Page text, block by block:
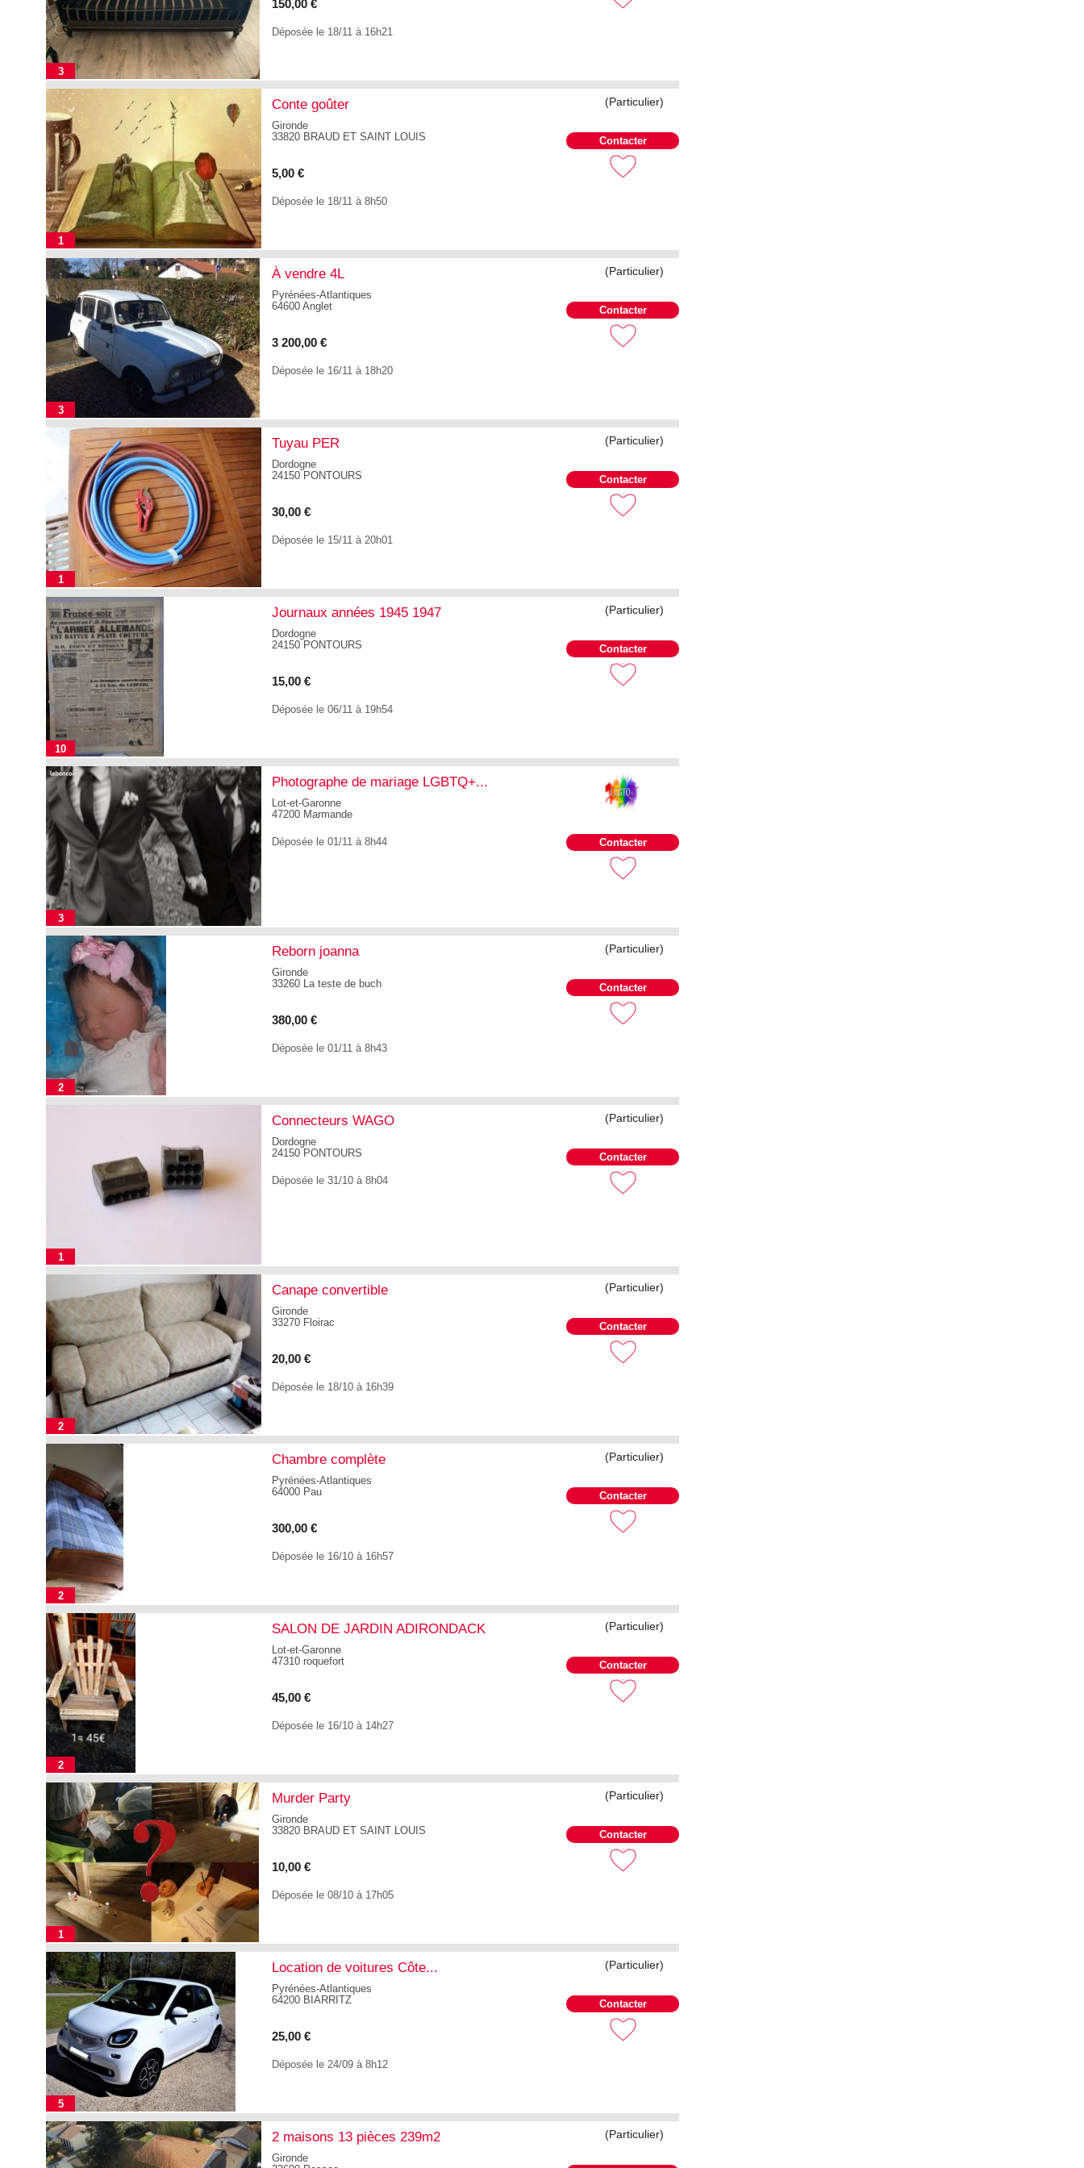
3
150,00 €
Déposée le 18/11 à 16h21
1
Conte goûter
Gironde
33820 BRAUD ET SAINT LOUIS
5,00 €
Déposée le 18/11 à 8h50
(Particulier)
Contacter
3
À vendre 4L
Pyrénées-Atlantiques
64600 Anglet
3 200,00 €
Déposée le 16/11 à 18h20
(Particulier)
Contacter
1
Tuyau PER
Dordogne
24150 PONTOURS
30,00 €
Déposée le 15/11 à 20h01
(Particulier)
Contacter
10
Journaux années 1945 1947
Dordogne
24150 PONTOURS
15,00 €
Déposée le 06/11 à 19h54
(Particulier)
Contacter
3
Photographe de mariage LGBTQ+...
Lot-et-Garonne
47200 Marmande
Déposée le 01/11 à 8h44 Contacter
2
Reborn joanna
Gironde
33260 La teste de buch
380,00 €
Déposée le 01/11 à 8h43
(Particulier)
Contacter
1
Connecteurs WAGO
Dordogne
24150 PONTOURS
Déposée le 31/10 à 8h04
(Particulier)
Contacter
2
Canape convertible
Gironde
33270 Floirac
20,00 €
Déposée le 18/10 à 16h39
(Particulier)
Contacter
2
Chambre complète
Pyrénées-Atlantiques
64000 Pau
300,00 €
Déposée le 16/10 à 16h57
(Particulier)
Contacter
2
SALON DE JARDIN ADIRONDACK
Lot-et-Garonne
47310 roquefort
45,00 €
Déposée le 16/10 à 14h27
(Particulier)
Contacter
1
Murder Party
Gironde
33820 BRAUD ET SAINT LOUIS
10,00 €
Déposée le 08/10 à 17h05
(Particulier)
Contacter
5
Location de voitures Côte...
Pyrénées-Atlantiques
64200 BIARRITZ
25,00 €
Déposée le 24/09 à 8h12
(Particulier)
Contacter
2 maisons 13 pièces 239m2
Gironde
(Particulier)